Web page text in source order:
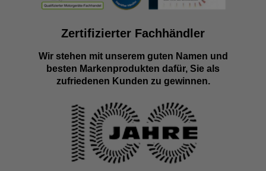
Zertifizierter Fachhändler
Wir stehen mit unserem guten Namen und
besten Markenprodukten dafür, Sie als
zufriedenen Kunden zu gewinnen.